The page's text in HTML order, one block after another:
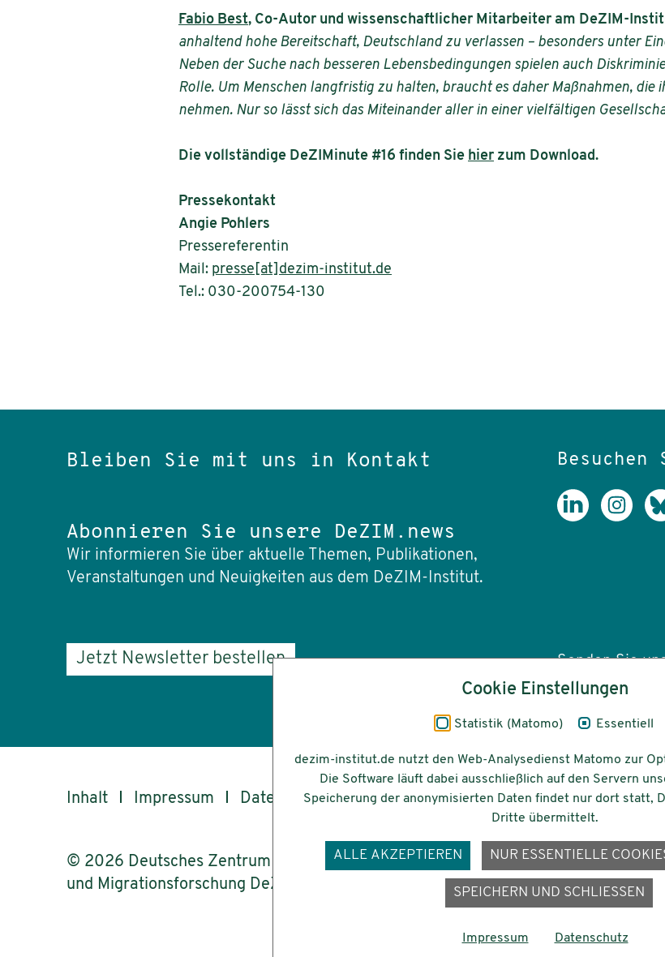
Fabio Best, Co-Autor und wissenschaftlicher Mitarbeiter am DeZIM-
anhaltend hohe Bereitschaft, Deutschland zu verlassen – besonders unter
Neben der Suche nach besseren Lebensbedingungen spielen auch
Rolle. Um Menschen langfristig zu halten, braucht es daher Maßnahmen, die
nehmen. Nur so lässt sich das Miteinander aller in einer vielfältigen
Die vollständige DeZIMinute #16 finden Sie hier zum Download.
Pressekontakt
Angie Pohlers
Pressereferentin
Mail: presse[at]dezim-institut.de
Tel.: 030-200754-130
Bleiben Sie mit uns in Kontakt
Abonnieren Sie unsere DeZIM.news
Wir informieren Sie über aktuelle Themen, Publikationen,
Veranstaltungen und Neuigkeiten aus dem DeZIM-Institut.
Jetzt Newsletter bestellen Senden Sie
Inhalt Impressum Datenschutz Barrierefreiheit
© 2026 Deutsches Zentrum für Integrations-
und Migrationsforschung DeZIM e.V.
Gefördert vom
Cookie Einstellungen
Statistik (Matomo) Essentiell
dezim-institut.de nutzt den Web-Analysedienst Matomo zur
Die Software läuft dabei ausschließlich auf den Servern
Speicherung der anonymisierten Daten findet nur dort statt,
Dritte übermittelt.
ALLE AKZEPTIEREN NUR ESSENTIELLE
SPEICHERN UND SCHLIESSEN
Impressum Datenschutz